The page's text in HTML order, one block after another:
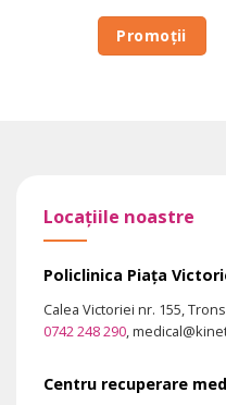
Promoții
Locațiile noastre
Policlinica Piața
Calea Victoriei nr. 155,
0742 248 290,
Centru recuperare